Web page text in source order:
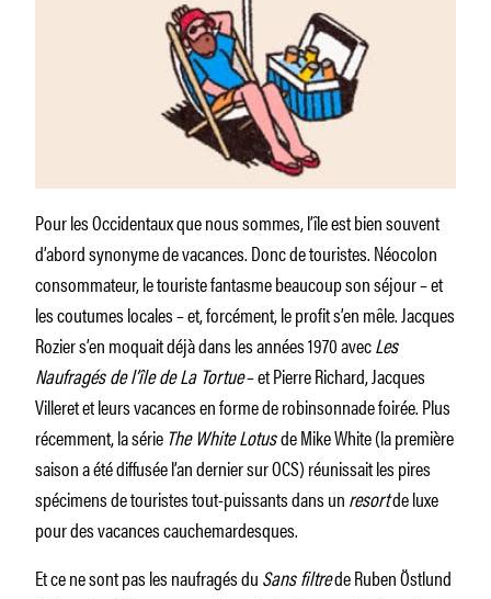
Pour les Occidentaux que nous sommes, l’île est bien souvent
d’abord synonyme de vacances. Donc de touristes. Néocolon
consommateur, le touriste fantasme beaucoup son séjour – et
les coutumes locales – et, forcément, le profit s’en mêle. Jacques
Rozier s’en moquait déjà dans les années 1970 avecLes
Naufragés de l’île de La Tortue– et Pierre Richard, Jacques
Villeret et leurs vacances en forme de robinsonnade foirée. Plus
récemment, la série The White Lotusde Mike White (la première
saison a été diffusée l’an dernier sur OCS) réunissait les pires
spécimens de touristes tout-puissants dans unresortde luxe
pour des vacances cauchemardesques.
Et ce ne sont pas les naufragés duSans filtrede Ruben Östlund